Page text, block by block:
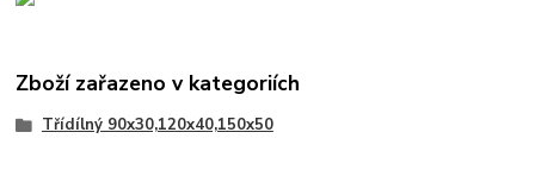
Zboží zařazeno v kategoriích
Třídílný 90x30,120x40,150x50